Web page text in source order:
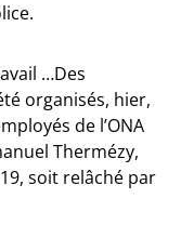
…Des
organisés, hier,
de l’ONA
Thermézy,
soit relâché par